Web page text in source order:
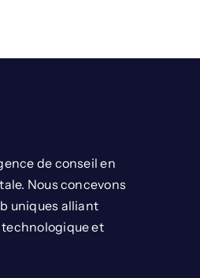
de conseil en
Nous concevons
uniques alliant
et